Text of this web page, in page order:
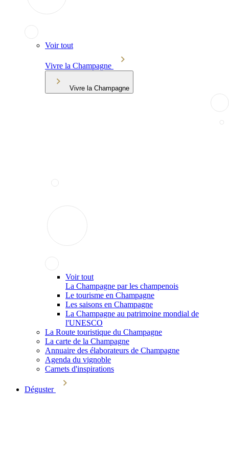
Voir tout
Vivre la Champagne
Vivre la Champagne
Voir tout
La Champagne par les champenois
Le tourisme en Champagne
Les saisons en Champagne
La Champagne au patrimoine mondial de
l'UNESCO
La Route touristique du Champagne
La carte de la Champagne
Annuaire des élaborateurs de Champagne
Agenda du vignoble
Carnets d'inspirations
Déguster